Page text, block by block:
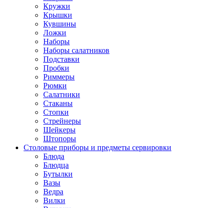
Кружки
Крышки
Кувшины
Ложки
Наборы
Наборы салатников
Подставки
Пробки
Риммеры
Рюмки
Салатники
Стаканы
Стопки
Стрейнеры
Шейкеры
Штопоры
Столовые приборы и предметы сервировки
Блюда
Блюдца
Бутылки
Вазы
Ведра
Вилки